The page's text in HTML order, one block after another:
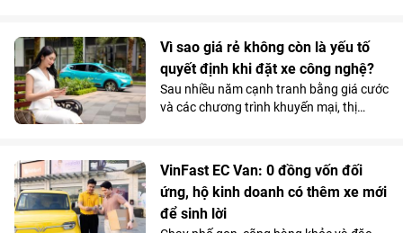
lược hồi sức cá thể hóa, hạn chế tối đa
các can thiệp xâm lấn nguy hiểm.
Vì sao giá rẻ không còn là yếu tố
quyết định khi đặt xe công nghệ?
Sau nhiều năm cạnh tranh bằng giá cước
và các chương trình khuyến mại, thị
lệch giá giữa các nền tảng ngày càng thu
hẹp, người dùng có xu hướng quan tâm
nhiều hơn đến những yếu tố như thời
gian xe đón, chất lượng phương tiện hay
VinFast EC Van: 0 đồng vốn đối
ứng, hộ kinh doanh có thêm xe mới
để sinh lời